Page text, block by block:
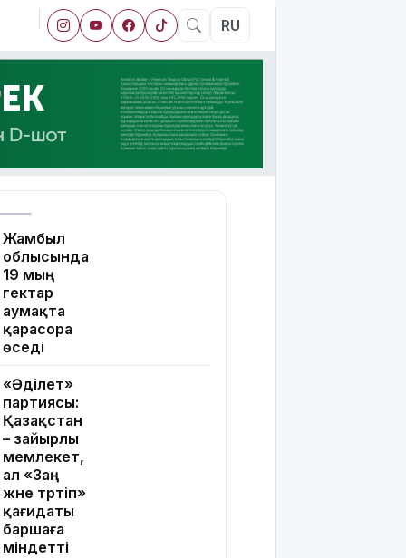
RU
Жамбыл
облысында
19 мың
гектар
аумақта
қарасора
өседі
«Әділет»
партиясы:
Қазақстан
– зайырлы
мемлекет,
ал «Заң
және тәртіп»
қағидаты
баршаға
міндетті